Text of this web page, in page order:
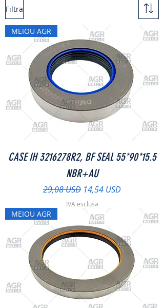
Filtra
MEIOU AGR
CASE IH 3216278R2, BF SEAL 55*90*15.5
NBR+AU
Prezzo regolare
29,08 USD Prezzo scontato
14,54 USD
IVA esclusa
MEIOU AGR